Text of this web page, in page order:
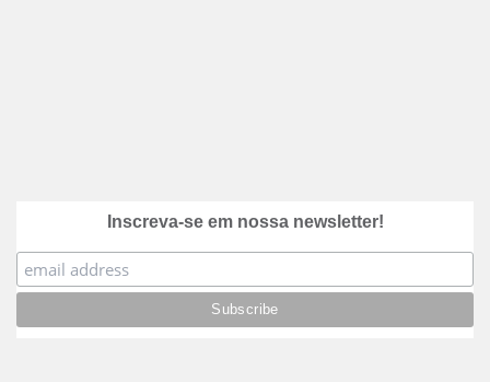
Inscreva-se em nossa newsletter!